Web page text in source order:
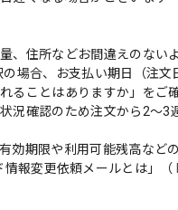
、住所などお間違えのない
場合、お支払い期日（注
ることはありますか」をご
況確認のため注文から2〜
効期限や利用可能残高など
情報変更依頼メールとは」（